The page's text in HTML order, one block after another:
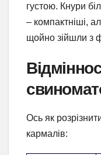
густою. Кнури
– компактніші,
щойно зійшли з
Ось як
кармалів: